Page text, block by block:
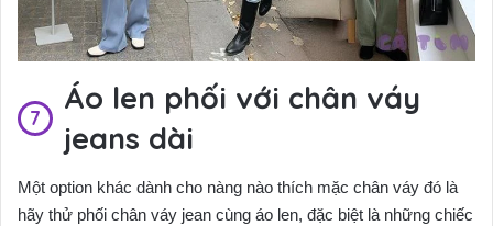
Áo len phối với chân váy
jeans dài
Một option khác dành cho nàng nào thích mặc chân váy đó là
hãy thử phối chân váy jean cùng áo len, đặc biệt là những chiếc